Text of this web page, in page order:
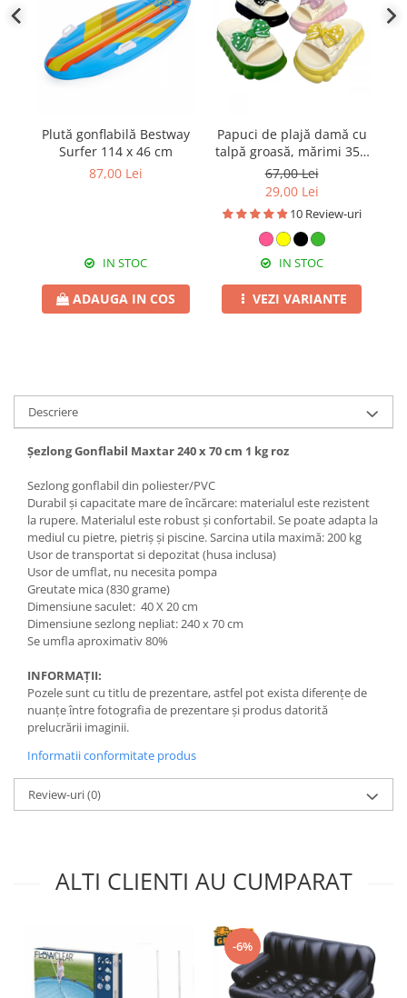
Plută gonflabilă Bestway
Surfer 114 x 46 cm
87,00 Lei
IN STOC
ADAUGA IN COS
Papuci de plajă damă cu
talpă groasă, mărimi 35 -
40, PD58
67,00 Lei
29,00 Lei
10 Review-uri
IN STOC
VEZI VARIANTE
Descriere
Șezlong Gonflabil Maxtar 240 x 70 cm 1 kg roz
Sezlong gonflabil din poliester/PVC
Durabil și capacitate mare de încărcare: materialul este rezistent
la rupere. Materialul este robust și confortabil. Se poate adapta la
mediul cu pietre, pietriș și piscine. Sarcina utila maximă: 200 kg
Usor de transportat si depozitat (husa inclusa)
Usor de umflat, nu necesita pompa
Greutate mica (830 grame)
Dimensiune saculet: 40 X 20 cm
Dimensiune sezlong nepliat: 240 x 70 cm
Se umfla aproximativ 80%
INFORMAȚII:
Pozele sunt cu titlu de prezentare, astfel pot exista diferențe de
nuanțe între fotografia de prezentare și produs datorită
prelucrării imaginii.
Informatii conformitate produs
Review-uri(0)
ALTI CLIENTI AU CUMPARAT
-6%